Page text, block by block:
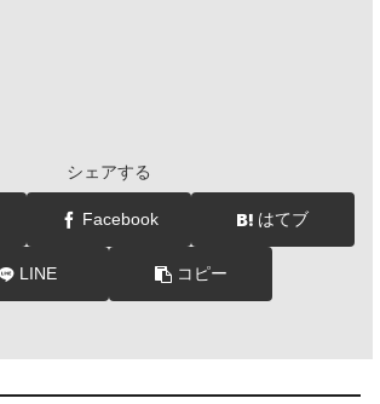
シェアする
Facebook はてブ
LINE コピー